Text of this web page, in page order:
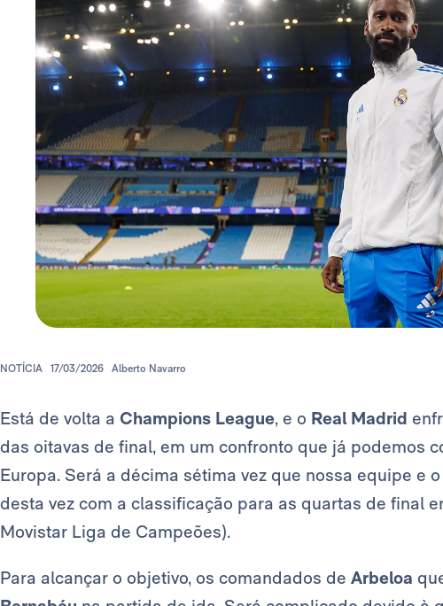
NOTÍCIA 17/03/2026 Alberto Navarro
Está de volta a Champions League, e o Real Madrid
das oitavas de final, em um confronto que já podemos
Europa. Será a décima sétima vez que nossa equipe e
desta vez com a classificação para as quartas de final
Movistar Liga de Campeões).
Para alcançar o objetivo, os comandados de Arbeloa